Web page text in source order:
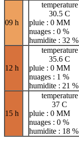
09 h
temperature
30.5 C
pluie : 0 MM
nuages : 0 %
humidite : 32 %
12 h
temperature
35.6 C
pluie : 0 MM
nuages : 1 %
humidite : 21 %
15 h
temperature
37 C
pluie : 0 MM
nuages : 0 %
humidite : 18 %